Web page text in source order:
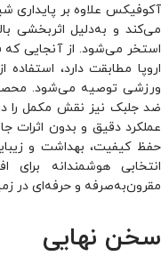
آکوفیکس علاوه بر پایداری
می‌کند و به‌دلیل اثربخشی
استخر می‌شود. از آنجایی که
اروپا مطابقت دارد،
ورزشی توصیه می‌شود.
ضد جلبک نیز نقش مکمل را
عملکرد دقیق و بدون اثرات
حفظ کیفیت، بهداشت و
انتخابی هوشمندانه
مقرون‌به‌صرفه و حرفه‌ای در
سخن نهایی